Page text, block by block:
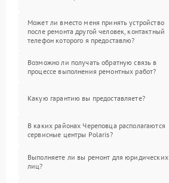
Может ли вместо меня принять устройство
после ремонта другой человек, контактный
телефон которого я предоставлю?
Возможно ли получать обратную связь в
процессе выполнения ремонтных работ?
Какую гарантию вы предоставляете?
В каких районах Череповца располагаются
сервисные центры Polaris?
Выполняете ли вы ремонт для юридических
лиц?